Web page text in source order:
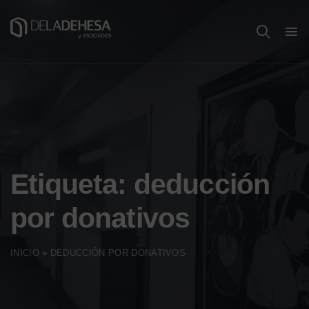
Etiqueta: deducción
por donativos
INICIO » DEDUCCIÓN POR DONATIVOS